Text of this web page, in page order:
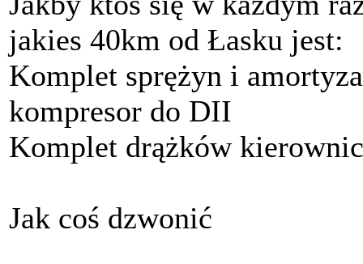
jakies 40km od Łasku jest:
Komplet sprężyn i
kompresor do DII
Komplet drążków
Jak coś dzwonić